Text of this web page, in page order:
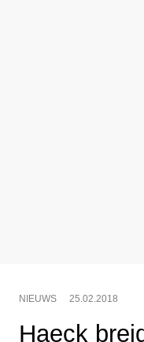
NIEUWS 25.02.2018
Haeck